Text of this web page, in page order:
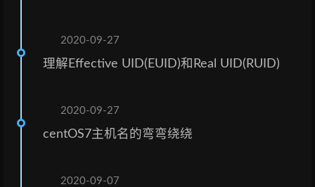
2020-09-27
理解Effective UID(EUID)和Real UID(RUID)
2020-09-27
centOS7主机名的弯弯绕绕
2020-09-07